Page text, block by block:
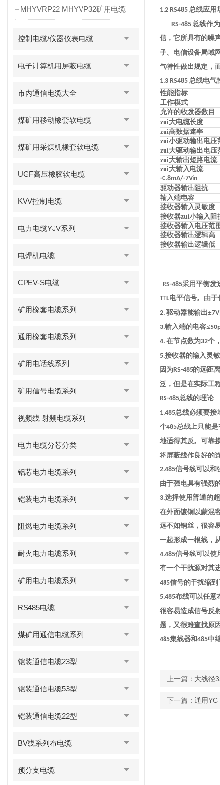
MHYVRP22 MHYVP32矿用电缆
控制电缆/仪器仪表电缆
电子计算机用屏蔽电缆
市内通信电缆大全
煤矿用移动橡套软电缆
煤矿用采煤机橡套软电缆
UGF高压橡胶软电缆
KVV控制电缆
电力电缆YJV系列
电焊机电缆
CPEV-S电缆
矿用橡套电缆系列
通用橡套电缆系列
矿用电话线系列
矿用信号电缆系列
视频线 射频电缆系列
电力电缆分芯分类
铝芯电力电缆系列
铠装电力电缆系列
阻燃电力电缆系列
耐火电力电缆系列
矿用电力电缆系列
RS485电缆
煤矿用通信电缆系列
铠装通信电缆23型
铠装通信电缆53型
铠装通信电缆22型
BV线系列布电缆
预分支电缆
1.2 RS485 总线应用
RS-485 总线作
信，它所具有的噪
子、电信设备局域
气特性做出规定，
1.3 RS485 总线电气
性能指标
工作模式
允许的收发器数目
zui大电缆长度
zui高数据速率
zui小驱动输出电压
zui大驱动输出电压
zui大输出短路电流
zui大输入电流
-0.8mA/-7Vin
驱动器输出阻抗
输入端电容
接收器输入灵敏度
接收器zui小输入阻
接收器输入电压范
接收器输出逻辑高
接收器输出逻辑低
RS-485采用平衡发
TTL电平信号。由于
2. 驱动器能输出±7V
3.输入端的电容≤
4. 在节点数为32个
5.接收器的输入灵
因为RS-485的远距
泛，但是在实际工
RS-485总线的理论
1.485总线必须要接
个485总线上只能
地适得其反。可靠
将屏蔽线作良好的
2.485信号线可以和
由于强电具有强烈
3.选择使用普通的
在外面镀铜以蒙混
远不如铜丝，很容
一起形成一根线，
4.485信号线可以使
有一个干扰源对其
485信号的干扰缩
5.485布线可以任意
很容易造成信号反
题，又很难查找原
485集线器和485中
上一篇： 大线径
下一篇： 通用YC